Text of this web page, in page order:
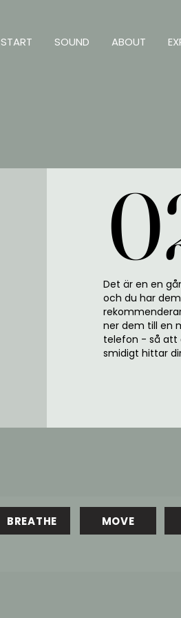
START SOUND ABOUT
Det är en en
och du har
ner dem till en
telefon - så att
smidigt hittar
BREATHE MOVE